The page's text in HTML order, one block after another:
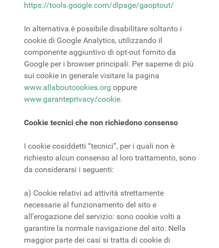
https://tools.google.com/dlpage/gaoptout/
In alternativa è possibile disabilitare soltanto i
cookie di Google Analytics, utilizzando il
componente aggiuntivo di opt-out fornito da
Google per i browser principali. Per saperne di più
sui cookie in generale visitare la pagina
www.allaboutcookies.org oppure
www.garanteprivacy/cookie.
Cookie tecnici che non richiedono consenso
I cookie cosiddetti “tecnici”, per i quali non è
richiesto alcun consenso al loro trattamento, sono
da considerarsi i seguenti:
a) Cookie relativi ad attività strettamente
necessarie al funzionamento del sito e
all’erogazione del servizio: sono cookie volti a
garantire la normale navigazione del sito. Nella
maggior parte dei casi si tratta di cookie di